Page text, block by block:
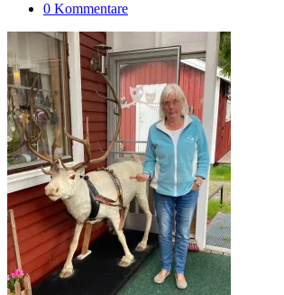
0 Kommentare